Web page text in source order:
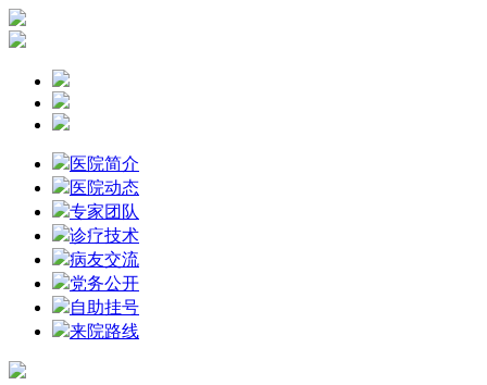
医院简介
医院动态
专家团队
诊疗技术
病友交流
党务公开
自助挂号
来院路线